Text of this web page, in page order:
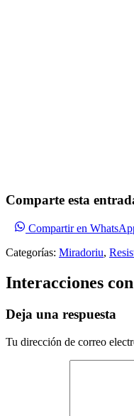
Comparte esta
Compartir en
Categorías: Miradoriu,
Interacciones
Deja una respuesta
Tu dirección de correo